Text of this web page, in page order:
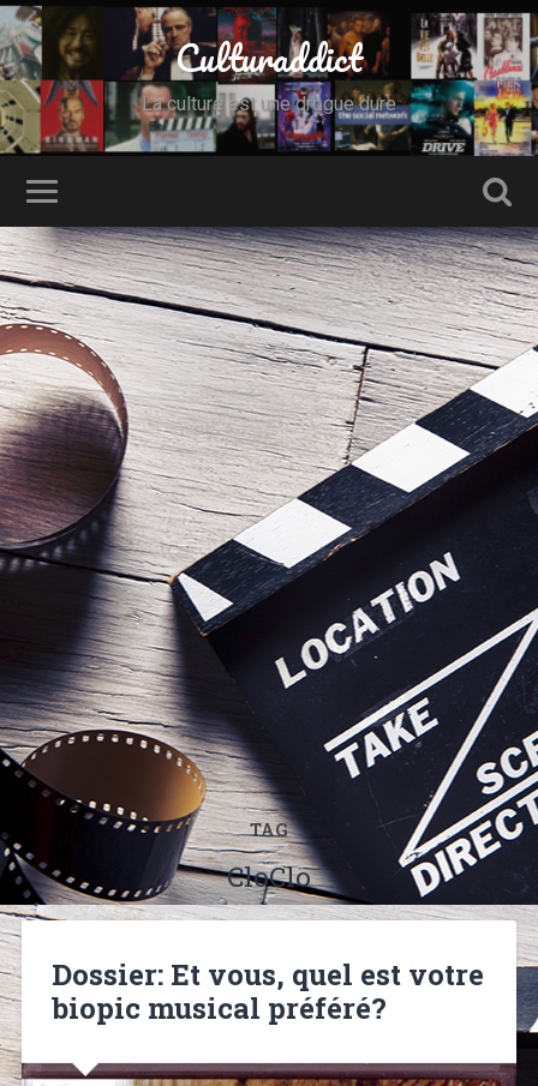
Culturaddict
La culture est une drogue dure
TAG
CloClo
Dossier: Et vous, quel est votre
biopic musical préféré?